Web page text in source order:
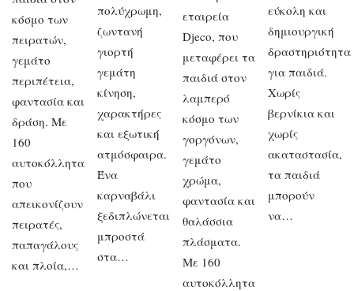
κόσμο των
πειρατών,
γεμάτο
περιπέτεια,
φαντασία και
δράση. Με
160
αυτοκόλλητα
που
απεικονίζουν
πειρατές,
παπαγάλους
και πλοία,…
πολύχρωμη,
ζωντανή
γιορτή
γεμάτη
κίνηση,
χαρακτήρες
και εξωτική
ατμόσφαιρα.
Ένα
καρναβάλι
ξεδιπλώνεται
μπροστά
στα…
εταιρεία
Djeco, που
μεταφέρει τα
παιδιά στον
λαμπερό
κόσμο των
γοργόνων,
γεμάτο
χρώμα,
φαντασία και
θαλάσσια
πλάσματα.
Με 160
αυτοκόλλητα
εύκολη και
δημιουργική
δραστηριότητα
για παιδιά.
Χωρίς
βερνίκια και
χωρίς
ακαταστασία,
τα παιδιά
μπορούν
να…